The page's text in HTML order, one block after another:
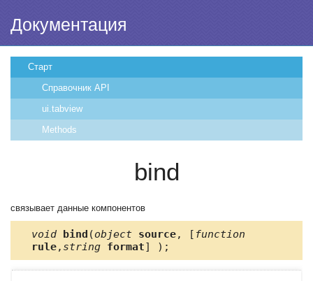
Документация
Старт
Справочник API
ui.tabview
Methods
bind
связывает данные компонентов
void bind (object source, [ function
rule, string format] );